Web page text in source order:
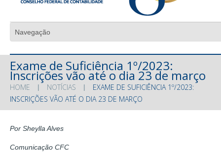
Exame de Suficiência 1º/2023:
Inscrições vão até o dia 23 de março
HOME NOTÍCIAS
EXAME DE SUFICIÊNCIA 1º/2023:
INSCRIÇÕES VÃO ATÉ O DIA 23 DE MARÇO
Por Sheylla Alves
Comunicação CFC